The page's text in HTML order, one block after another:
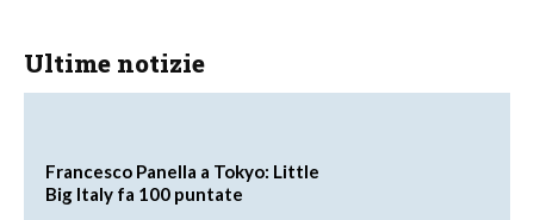
Ultime notizie
Francesco Panella a Tokyo: Little
Big Italy fa 100 puntate